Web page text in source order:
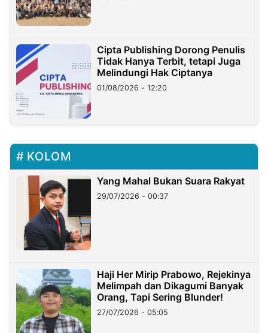
Cipta Publishing Dorong Penulis
Tidak Hanya Terbit, tetapi Juga
Melindungi Hak Ciptanya
01/08/2026 - 12:20
KOLOM
Yang Mahal Bukan Suara Rakyat
29/07/2026 - 00:37
Haji Her Mirip Prabowo, Rejekinya
Melimpah dan Dikagumi Banyak
Orang, Tapi Sering Blunder!
27/07/2026 - 05:05